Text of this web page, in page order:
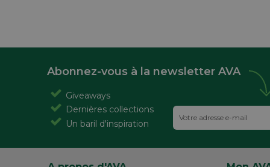
Abonnez-vous à la newsletter AVA
Giveaways
Dernières collections
Un baril d'inspiration